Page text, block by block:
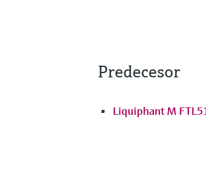
Predecesor
Liquiphant M